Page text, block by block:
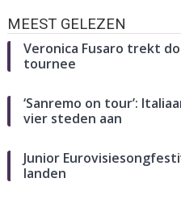
MEEST GELEZEN
Veronica Fusaro trekt
tournee
‘Sanremo on tour’:
vier steden aan
Junior
landen